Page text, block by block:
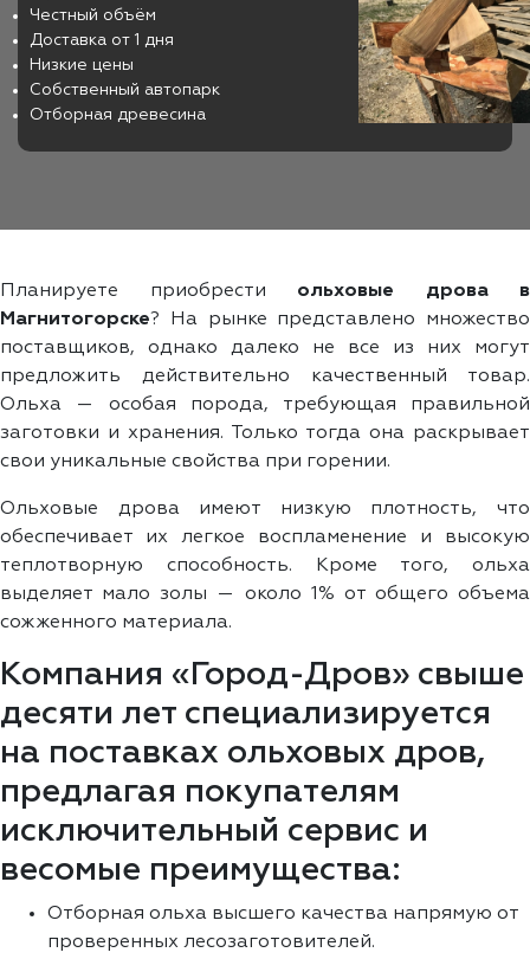
Честный объём
Доставка от 1 дня
Низкие цены
Собственный автопарк
Отборная древесина
Планируете приобрести ольховые дрова в
Магнитогорске? На рынке представлено множество
поставщиков, однако далеко не все из них могут
предложить действительно качественный товар.
Ольха — особая порода, требующая правильной
заготовки и хранения. Только тогда она раскрывает
свои уникальные свойства при горении.
Ольховые дрова имеют низкую плотность, что
обеспечивает их легкое воспламенение и высокую
теплотворную способность. Кроме того, ольха
выделяет мало золы — около 1% от общего объема
сожженного материала.
Компания «Город-Дров» свыше
десяти лет специализируется
на поставках ольховых дров,
предлагая покупателям
исключительный сервис и
весомые преимущества:
Отборная ольха высшего качества напрямую от
проверенных лесозаготовителей.